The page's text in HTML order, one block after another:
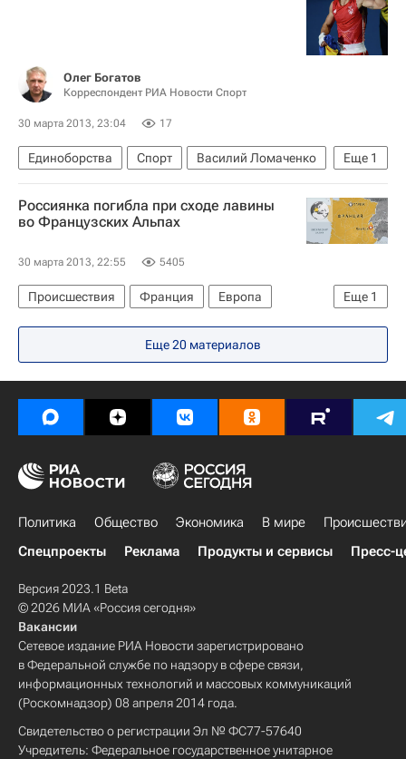
Олег Богатов
Корреспондент РИА Новости Спорт
30 марта 2013, 23:04 17
Еще 1
Единоборства Спорт
Василий Ломаченко
Альберт Селимов
Россиянка погибла при сходе лавины
во Французских Альпах
30 марта 2013, 22:55 5405
Еще 1
Происшествия Франция
Европа
Весь мир
Еще 20 материалов
Политика Общество Экономика В мире
Спецпроекты
Реклама Продукты и сервисы Пресс-
Версия 2023.1 Beta
© 2026 МИА «Россия сегодня»
Вакансии
Сетевое издание РИА Новости зарегистрировано
в Федеральной службе по надзору в сфере связи,
информационных технологий и массовых коммуникаций
(Роскомнадзор) 08 апреля 2014 года.
Свидетельство о регистрации Эл № ФС77-57640
Учредитель: Федеральное государственное унитарное